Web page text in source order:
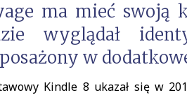
ma mieć swoją
wyglądał
w
Kindle 8 ukazał się w